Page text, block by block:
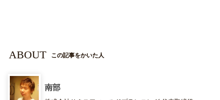
ABOUT この記事をかいた人
南部